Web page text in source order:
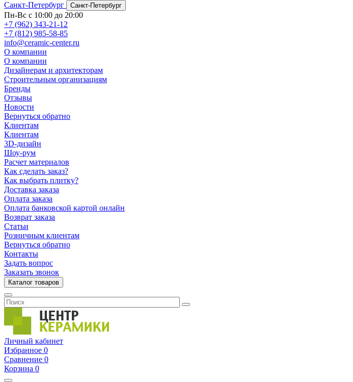
Санкт-Петербург
Санкт-Петербург
Пн-Вс с 10:00 до 20:00
+7 (962) 343-21-12
+7 (812) 985-58-85
info@ceramic-center.ru
О компании
О компании
Дизайнерам и архитекторам
Строительным организациям
Бренды
Отзывы
Новости
Вернуться обратно
Клиентам
Клиентам
3D-дизайн
Шоу-рум
Расчет материалов
Как сделать заказ?
Как выбрать плитку?
Доставка заказа
Оплата заказа
Оплата банковской картой онлайн
Возврат заказа
Статьи
Розничным клиентам
Вернуться обратно
Контакты
Задать вопрос
Заказать звонок
Каталог товаров
Личный кабинет
Избранное 0
Сравнение 0
Корзина 0